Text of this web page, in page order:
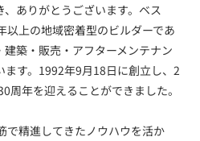
ありがとうございます。ベス
以上の地域密着型のビルダーであ
築・販売・アフターメンテナン
ます。1992年9月18日に創立し、2
周年を迎えることができました。
で精進してきたノウハウを活か